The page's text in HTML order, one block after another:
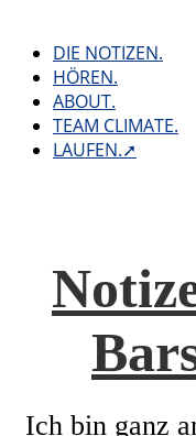
contentDIE NOTIZEN.
HÖREN.
ABOUT.
TEAM CLIMATE.
LAUFEN.➚
Ich bin ganz